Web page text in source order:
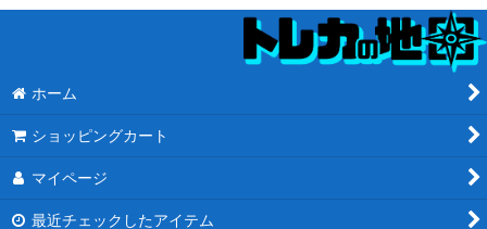
ホーム
ショッピングカート
マイページ
最近チェックしたアイテム